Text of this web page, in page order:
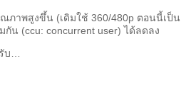
ภาพสูงขึ้น (เดิมใช้ 360/480p ตอนนี้เป็น
น (ccu: concurrent user) ได้ลดลง
บ…